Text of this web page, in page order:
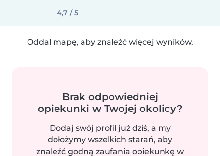
4,7 / 5
Oddal mapę, aby znaleźć więcej wyników.
Brak odpowiedniej
opiekunki w Twojej okolicy?
Dodaj swój profil już dziś, a my
dołożymy wszelkich starań, aby
znaleźć godną zaufania opiekunkę w